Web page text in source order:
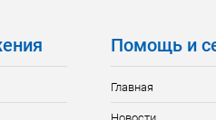
Помощь и
Главная